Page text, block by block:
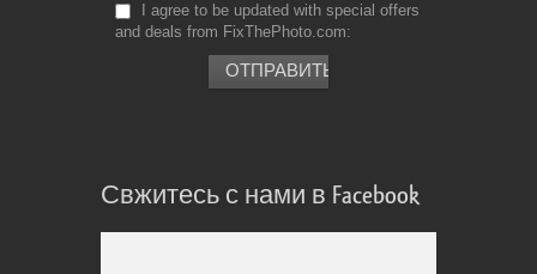
I agree to be updated with special offers
and deals from FixThePhoto.com
Свжитесь с нами в Facebook